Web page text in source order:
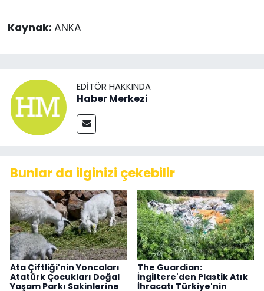
Kaynak: ANKA
EDITÖR HAKKINDA
Haber Merkezi
Bunlar da ilginizi çekebilir
Ata Çiftliği'nin Yoncaları
Atatürk Çocukları Doğal
Yaşam Parkı Sakinlerine
The Guardian:
İngiltere'den Plastik Atık
İhracatı Türkiye'nin